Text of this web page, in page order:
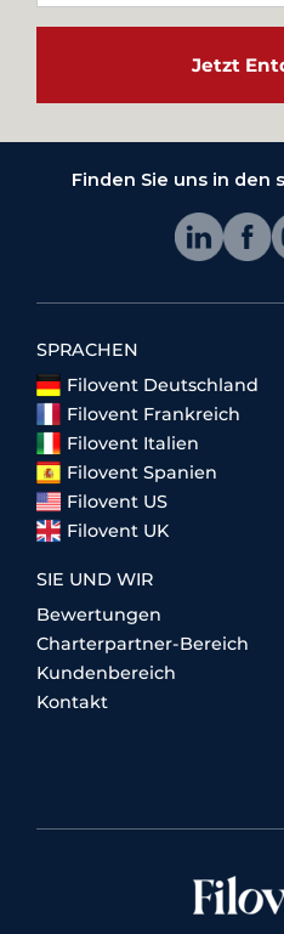
Jetzt
Finden Sie uns in den
SPRACHEN
Filovent Deutschland
Filovent Frankreich
Filovent Italien
Filovent Spanien
Filovent US
Filovent UK
SIE UND WIR
Bewertungen
Charterpartner-Bereich
Kundenbereich
Kontakt